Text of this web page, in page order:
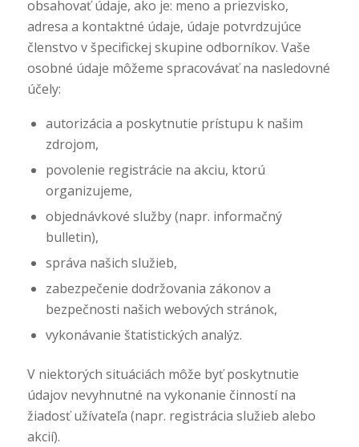
obsahovať údaje, ako je: meno a priezvisko,
adresa a kontaktné údaje, údaje potvrdzujúce
členstvo v špecifickej skupine odborníkov. Vaše
osobné údaje môžeme spracovávať na nasledovné
účely:
autorizácia a poskytnutie prístupu k našim
zdrojom,
povolenie registrácie na akciu, ktorú
organizujeme,
objednávkové služby (napr. informačný
bulletin),
správa našich služieb,
zabezpečenie dodržovania zákonov a
bezpečnosti našich webových stránok,
vykonávanie štatistických analýz.
V niektorých situáciách môže byť poskytnutie
údajov nevyhnutné na vykonanie činností na
žiadosť užívateľa (napr. registrácia služieb alebo
akcií).